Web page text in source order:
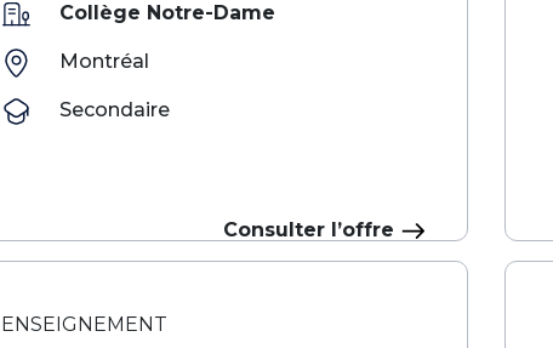
Collège Notre-Dame
Montréal
Secondaire
Consulter l’offre
ENSEIGNEMENT